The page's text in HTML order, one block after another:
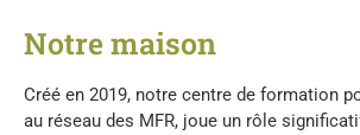
Notre maison
Créé en 2019, notre centre de formation
au réseau des MFR, joue un rôle